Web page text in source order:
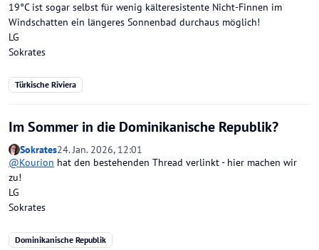
19°C ist sogar selbst für wenig kälteresistente Nicht-Finnen im
Windschatten ein längeres Sonnenbad durchaus möglich!
LG
Sokrates
Türkische Riviera
Im Sommer in die Dominikanische Republik?
Sokrates24. Jan. 2026, 12:01
@Kourion hat den bestehenden Thread verlinkt - hier machen wir
zu!
LG
Sokrates
Dominikanische Republik